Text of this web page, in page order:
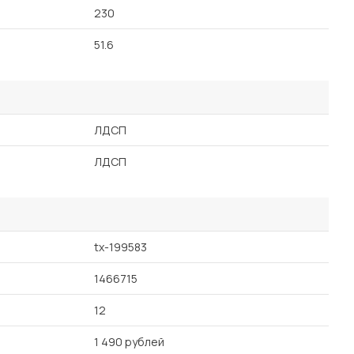
230
51.6
ЛДСП
ЛДСП
tx-199583
1466715
12
1 490 рублей